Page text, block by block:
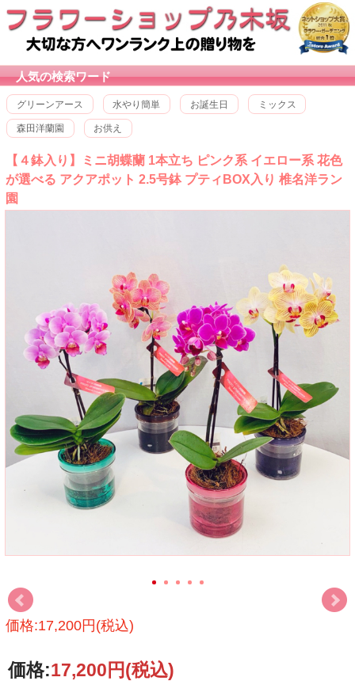
人気の検索ワード
グリーンアース 水やり簡単 お誕生日 ミックス
森田洋蘭園 お供え
【４鉢入り】ミニ胡蝶蘭 1本立ち ピンク系 イエロー系 花色
が選べる アクアポット 2.5号鉢 プティBOX入り 椎名洋ラン
園
価格:17,200円(税込)
価格:17,200円(税込)